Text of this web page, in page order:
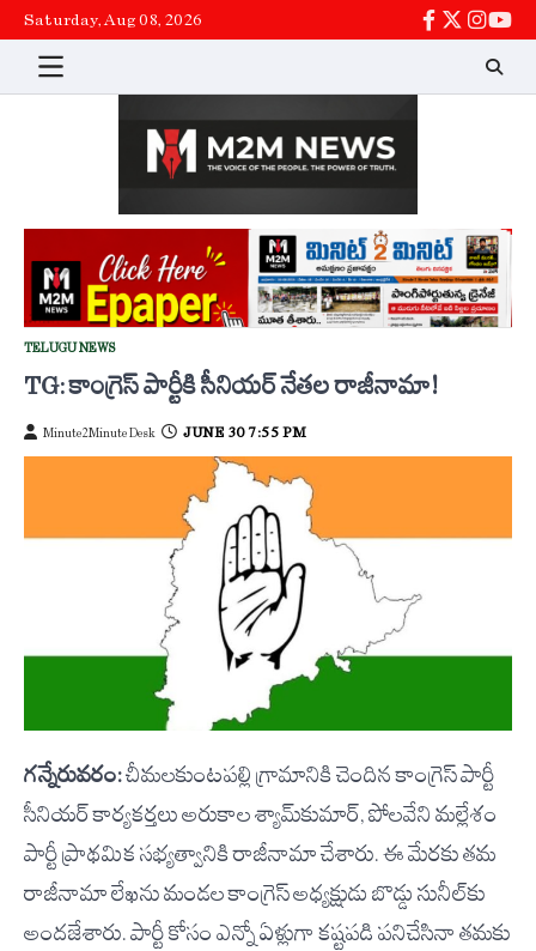
Skip
content
Saturday, Aug 08, 2026
facebook
twitter
TELUGU NEWS
TG: కాంగ్రెస్ పార్టీకి సీనియర్ నేతల రాజీనామా!
Minute2Minute Desk JUNE 30 7:55 PM
గన్నేరువరం:చీమలకుంటపల్లి గ్రామానికి చెందిన కాంగ్రెస్ పార్టీ
సీనియర్ కార్యకర్తలు అరుకాల శ్యామ్‌కుమార్, పోలవేని మల్లేశం
పార్టీ ప్రాథమిక సభ్యత్వానికి రాజీనామా చేశారు. ఈ మేరకు తమ
రాజీనామా లేఖను మండల కాంగ్రెస్ అధ్యక్షుడు బొడ్డు సునీల్‌కు
అందజేశారు. పార్టీ కోసం ఎన్నో ఏళ్లుగా కష్టపడి పనిచేసినా తమకు